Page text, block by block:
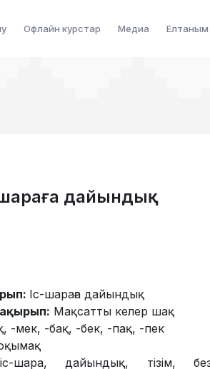
Офлайн курстар Медиа Елтаным
дайындық
Іс-шараға дайындық
Мақсатты келер шақ
-мек, -бақ, -бек, -пақ, -пек
шара, дайындық, тізім,